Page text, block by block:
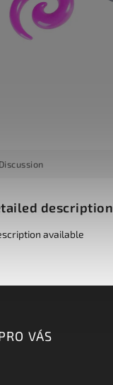
Discussion
description
available
VÁS